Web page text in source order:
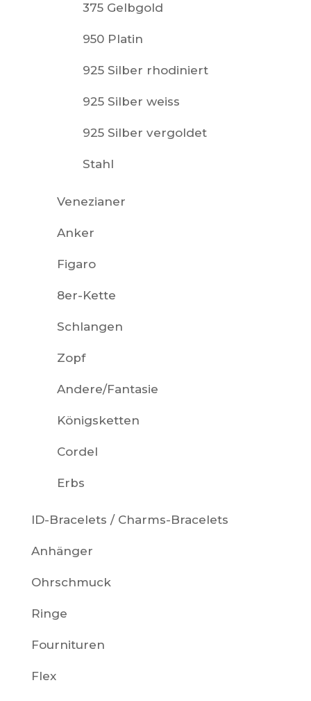
375 Gelbgold
950 Platin
925 Silber rhodiniert
925 Silber weiss
925 Silber vergoldet
Stahl
Venezianer
Anker
Figaro
8er-Kette
Schlangen
Zopf
Andere/Fantasie
Königsketten
Cordel
Erbs
ID-Bracelets / Charms-Bracelets
Anhänger
Ohrschmuck
Ringe
Fournituren
Flex